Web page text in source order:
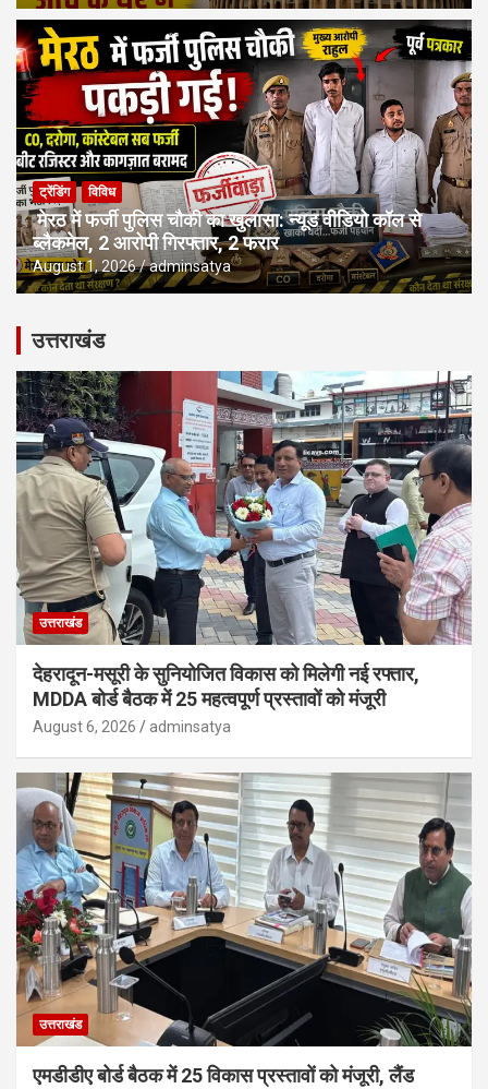
ट्रेंडिंग विविध
मेरठ में फर्जी पुलिस चौकी का खुलासा: न्यूड वीडियो कॉल से
ब्लैकमेल, 2 आरोपी गिरफ्तार, 2 फरार
August 1, 2026 adminsatya
उत्तराखंड
उत्तराखंड
देहरादून-मसूरी के सुनियोजित विकास को मिलेगी नई रफ्तार,
MDDA बोर्ड बैठक में 25 महत्वपूर्ण प्रस्तावों को मंजूरी
August 6, 2026 adminsatya
उत्तराखंड
एमडीडीए बोर्ड बैठक में 25 विकास प्रस्तावों को मंजूरी, लैंड